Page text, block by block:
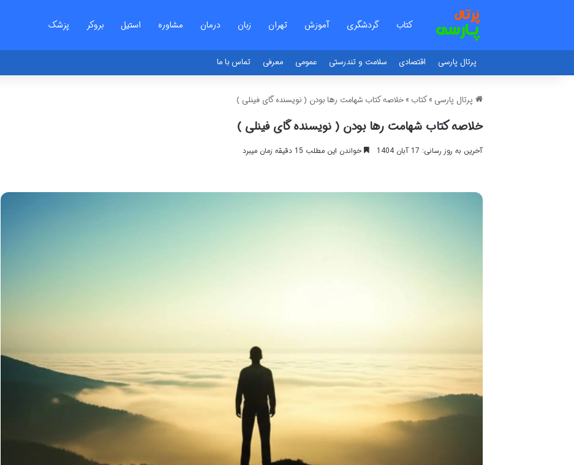
کتاب گردشگری آموزش تهران زبان درمان مشاوره استیل بروکر پزشک
پرتال پارسی اقتصادی سلامت و تندرستی عمومی معرفی تماس با ما
پرتال پارسی » کتاب » خلاصه کتاب شهامت رها بودن ( نویسنده گای فینلی )
خلاصه کتاب شهامت رها بودن ( نویسنده گای فینلی )
آخرین به روز رسانی: 17 آبان 1404 خواندن این مطلب 15 دقیقه زمان میبرد